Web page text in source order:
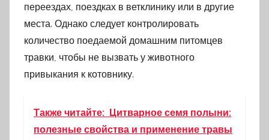
переездах, поездках в ветклинику или в другие
места. Однако следует контролировать
количество поедаемой домашним питомцев
травки, чтобы не вызвать у животного
привыкания к котовнику.
Также читайте: Цитварное семя полыни:
полезные свойства и применение травы